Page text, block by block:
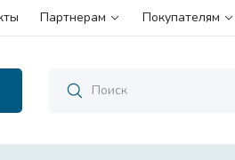
Партнерам Покупателям